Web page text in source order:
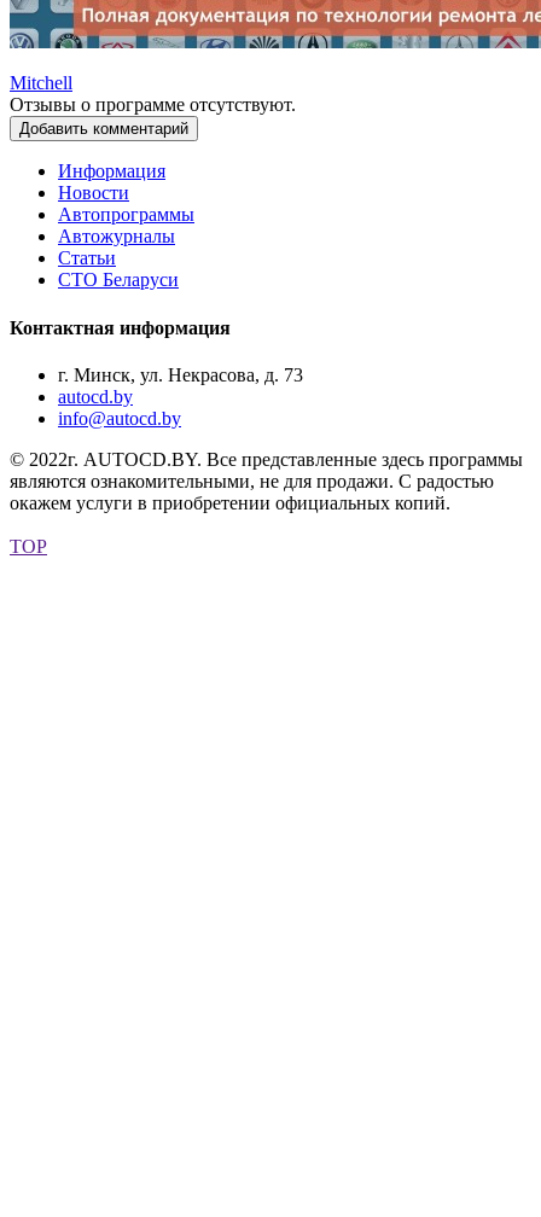
Mitchell
Отзывы о программе отсутствуют.
Добавить комментарий
Информация
Новости
Автопрограммы
Автожурналы
Статьи
СТО Беларуси
Контактная информация
г. Минск, ул. Некрасова, д. 73
autocd.by
info@autocd.by
© 2022г. AUTOCD.BY. Все представленные здесь программы
являются ознакомительными, не для продажи. С радостью
окажем услуги в приобретении официальных копий.
TOP